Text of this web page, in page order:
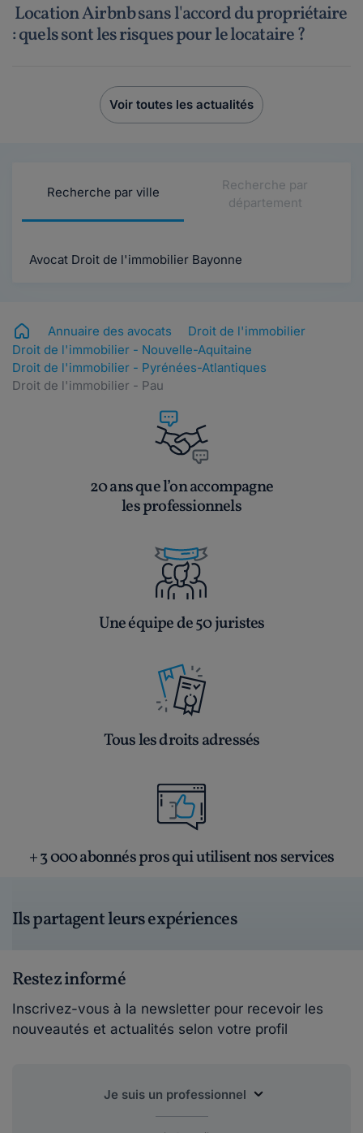
Location Airbnb sans l'accord du propriétaire
: quels sont les risques pour le locataire ?
Voir toutes les actualités
Recherche par ville
Recherche par
département
Avocat Droit de l'immobilier Bayonne
Annuaire des avocats
Droit de l'immobilier
Droit de l'immobilier - Nouvelle-Aquitaine
Droit de l'immobilier - Pyrénées-Atlantiques
Droit de l'immobilier - Pau
20 ans que l’on accompagne
les professionnels
Une équipe de 50 juristes
Tous les droits adressés
+ 3 000 abonnés pros qui utilisent nos services
Ils partagent leurs expériences
Restez informé
Inscrivez-vous à la newsletter pour recevoir les
nouveautés et actualités selon votre profil